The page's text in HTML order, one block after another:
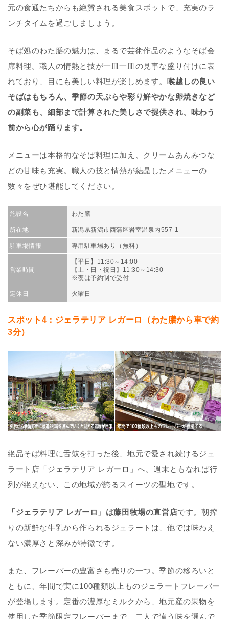
元の食通たちからも絶賛される美食スポットで、充実のラ
ンチタイムを過ごしましょう。
そば処のわた膳の魅力は、まるで芸術作品のようなそば会
席料理。職人の情熱と技が一皿一皿の見事な盛り付けに表
れており、目にも美しい料理が楽しめます。 喉越しの良い
そばはもちろん、季節の天ぷらや彩り鮮やかな卵焼きなど
の副菜も、細部まで計算された美しさで提供され、 味わう
前から心が踊ります。
メニューは本格的なそば料理に加え、クリームあんみつな
どの甘味も充実。職人の技と情熱が結晶したメニューの
数々をぜひ堪能してください。
施設名 わた膳
所在地 新潟県新潟市西蒲区岩室温泉内557-1
駐車場情報 専用駐車場あり（無料）
営業時間
【平日】11:30～14:00
【土・日・祝日】11:30～14:30
※夜は予約制で受付
定休日 火曜日
スポット4：ジェラテリア レガーロ（わた膳から車で約
3分）
絶品そば料理に舌鼓を打った後 、地元で愛され続けるジェ
ラート店「ジェラテリア レガーロ」へ。週末ともなれば行
列が絶えない、この地域が誇るスイーツの聖地です。
「ジェラテリア レガーロ」は藤田牧場の直営店です。朝搾
りの新鮮な牛乳から作られるジェラートは、他では味わえ
ない濃厚さと深みが特徴です。
また、フレーバーの豊富さも売りの一つ。季節の移ろいと
ともに、年間で実に100種類以上ものジェラートフレーバー
が登場します。定番の濃厚なミルクから、地元産の果物を
使用した季節限定フレーバーまで、二人で違う味を選んで